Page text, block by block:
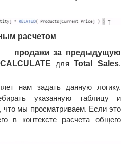
расчетом
— продажи за предыдущую
CALCULATE дляTotal Sales.
нам задать данную логику.
указанную таблицу и
что мы просматриваем. Если это
в контексте расчета общего